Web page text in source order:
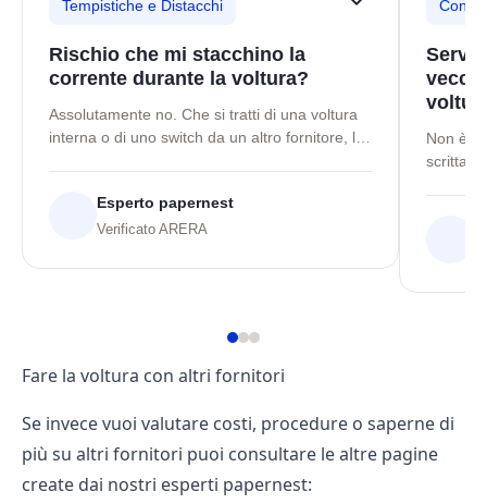
Tempistiche e Distacchi
Rischio che mi stacchino la
corrente durante la voltura?
Assolutamente no. Che si tratti di una voltura
interna o di uno switch da un altro fornitore, la
tutto l'iter burocratico. Non ci saranno
interruzioni fisiche sul tuo contatore.
Esperto papernest
Verificato ARERA
Serve
Non è
scritta
Fare la voltura con altri fornitori
Se invece vuoi valutare costi, procedure o saperne di
più su altri fornitori puoi consultare le altre pagine
create dai nostri esperti papernest: